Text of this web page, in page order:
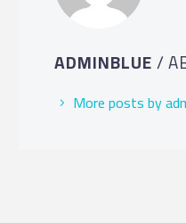
ADMINBLUE/
More posts by